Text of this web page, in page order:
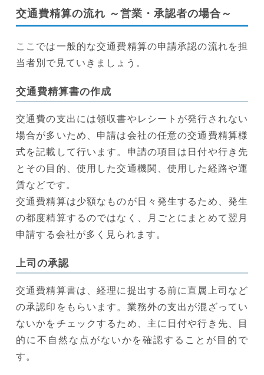
交通費精算の流れ ～営業・承認者の場合～
ここでは一般的な交通費精算の申請承認の流れを担
当者別で見ていきましょう。
交通費精算書の作成
交通費の支出には領収書やレシートが発行されない
場合が多いため、申請は会社の任意の交通費精算様
式を記載して行います。申請の項目は日付や行き先
とその目的、使用した交通機関、使用した経路や運
賃などです。
交通費精算は少額なものが日々発生するため、発生
の都度精算するのではなく、月ごとにまとめて翌月
申請する会社が多く見られます。
上司の承認
交通費精算書は、経理に提出する前に直属上司など
の承認印をもらいます。業務外の支出が混ざってい
ないかをチェックするため、主に日付や行き先、目
的に不自然な点がないかを確認することが目的で
す。